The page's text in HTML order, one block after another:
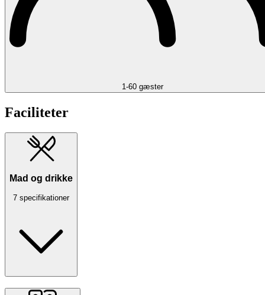
1-60 gæster
Faciliteter
Mad og drikke
7 specifikationer